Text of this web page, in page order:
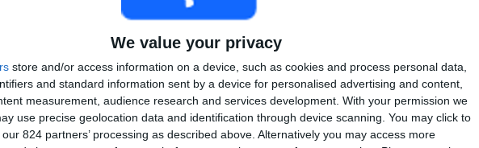
We value your privacy
store and/or access information on a device, such as cookies and process personal data,
and standard information sent by a device for personalised advertising and content,
measurement, audience research and services development. With your permission we
use precise geolocation data and identification through device scanning. You may click to
824 partners’ processing as described above. Alternatively you may access more
Ranglijst op competities
Bekijk volledige ranglijst